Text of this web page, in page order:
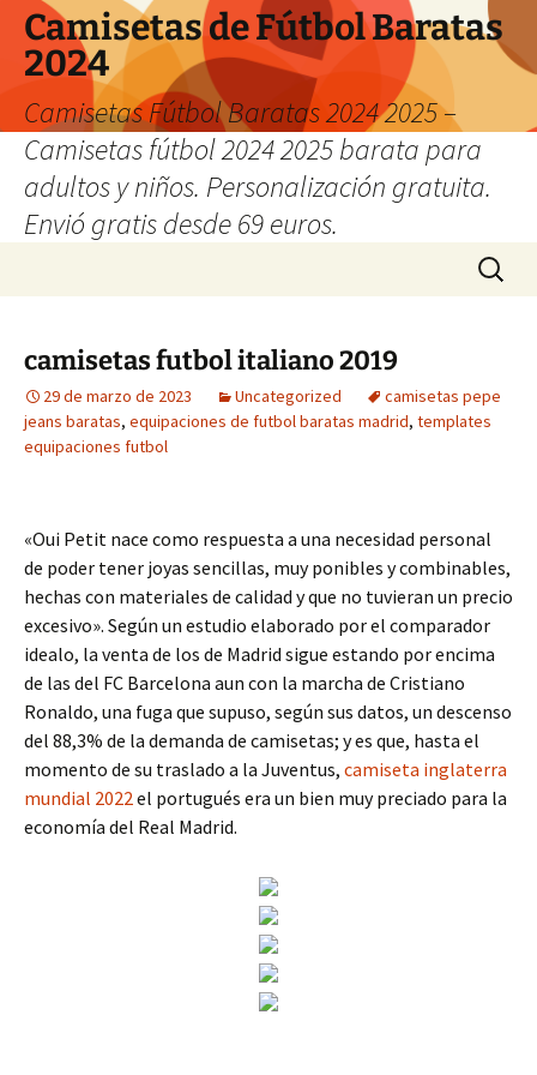
Camisetas de Fútbol Baratas
2024
Camisetas Fútbol Baratas 2024 2025 –
Camisetas fútbol 2024 2025 barata para
adultos y niños. Personalización gratuita.
Envió gratis desde 69 euros.
Buscar:
camisetas futbol italiano 2019
29 de marzo de 2023 Uncategorized
camisetas pepe
jeans baratas, equipaciones de futbol baratas madrid, templates
equipaciones futbol
«Oui Petit nace como respuesta a una necesidad personal
de poder tener joyas sencillas, muy ponibles y combinables,
hechas con materiales de calidad y que no tuvieran un precio
excesivo». Según un estudio elaborado por el comparador
idealo, la venta de los de Madrid sigue estando por encima
de las del FC Barcelona aun con la marcha de Cristiano
Ronaldo, una fuga que supuso, según sus datos, un descenso
del 88,3% de la demanda de camisetas; y es que, hasta el
momento de su traslado a la Juventus, camiseta inglaterra
mundial 2022el portugués era un bien muy preciado para la
economía del Real Madrid.